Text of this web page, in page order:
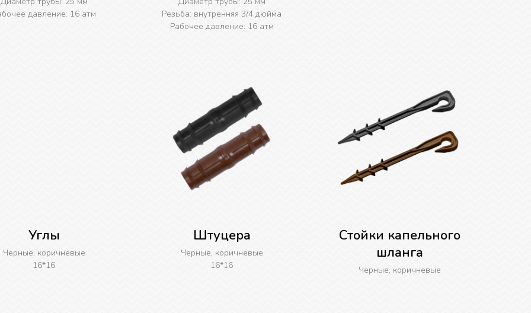
давление: 16 атм
Резьба: внутренняя 3/4 дюйма
Рабочее давление: 16 атм
Углы
Черные, коричневые
16*16
Штуцера
Черные, коричневые
16*16
Стойки капельного
шланга
Черные, коричневые